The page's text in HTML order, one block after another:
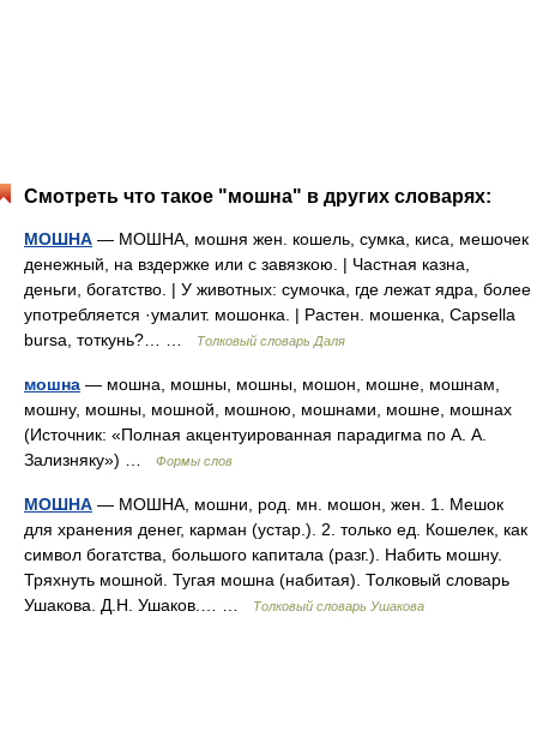
Смотреть что такое "мошна" в других словарях:
МОШНА — МОШНА, мошня жен. кошель, сумка, киса, мешочек
денежный, на вздержке или с завязкою. | Частная казна,
деньги, богатство. | У животных: сумочка, где лежат ядра, более
употребляется ·умалит. мошонка. | Растен. мошенка, Capsella
bursa, тоткунь?… …
Толковый словарь Даля
мошна — мошна, мошны, мошны, мошон, мошне, мошнам,
мошну, мошны, мошной, мошною, мошнами, мошне, мошнах
(Источник: «Полная акцентуированная парадигма по А. А.
Зализняку») …
Формы слов
МОШНА — МОШНА, мошни, род. мн. мошон, жен. 1. Мешок
для хранения денег, карман (устар.). 2. только ед. Кошелек, как
символ богатства, большого капитала (разг.). Набить мошну.
Тряхнуть мошной. Тугая мошна (набитая). Толковый словарь
Ушакова. Д.Н. Ушаков.… …
Толковый словарь Ушакова